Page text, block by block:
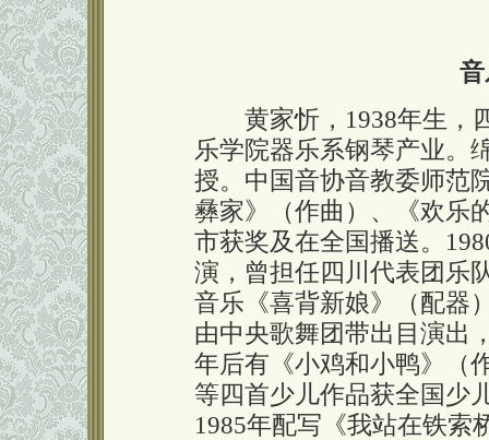
黄家忻，1938年生，四
乐学院器乐系钢琴产业。
授。中国音协音教委师范
彝家》（作曲）、《欢乐
市获奖及在全国播送。
演，曾担任四川代表团乐
音乐《喜背新娘》（配器
由中央歌舞团带出目演出
年后有《小鸡和小鸭》（
等四首少儿作品获全国少
1985年配写《我站在铁索